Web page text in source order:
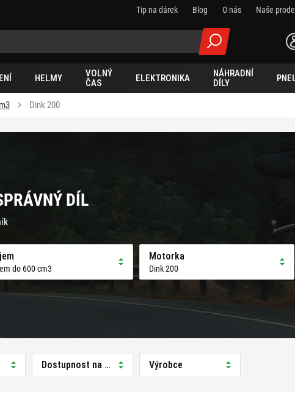
Tip na dárek Blog O nás Naše
HELMY
VOLNÝ
ČAS
ELEKTRONIKA
NÁHRADNÍ
DÍLY
Dink 200
DÍL
do 600 cm3
Motorka
Dink 200
Dostupnost na prodejně Výrobce